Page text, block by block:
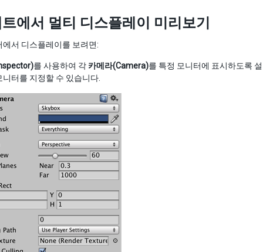
에서 멀티 디스플레이 미리보기
에서 디스플레이를 보려면:
를 사용하여 각 카메라(Camera)를 특정 모니터에 표시하도록
터를 지정할 수 있습니다.